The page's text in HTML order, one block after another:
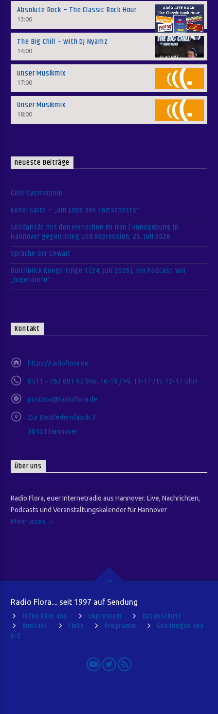
Absolute Rock – The Classic Rock Hour
13:00
The Big Chill – with DJ Nyamz
14:00
Unser Musikmix
17:00
Unser Musikmix
18:00
neueste Beiträge
Geld-Dysmorphie
Kohei Saito – „Am Ende des Fortschritts“
Solidarität mit den Menschen im Iran | Kundgebung in
Hannover gegen Krieg und Repression, 25. Juli 2026
Sprache der Gewalt
Durchblick Kongo-Folge 1 (24. Juli 2026), ein Podcast von
„Jugendinfo“
Kontakt
https://radioflora.de
0511 – 763 891 95 (Mo. 16-19 / Mi. 11-17 / Fr. 12-17 Uhr)
postbox@radioflora.de
Zur Bettfedernfabrik 3
30451 Hannover
Über uns
Radio Flora, euer Internetradio aus Hannover. Live, Nachrichten,
Podcasts und Veranstaltungskalender für Hannover
Mehr lesen
Radio Flora.... seit 1997 auf Sendung
Infos über uns Impressum
Datenschutz
Kontakt
Links Programm
Sendungen von
A-Z